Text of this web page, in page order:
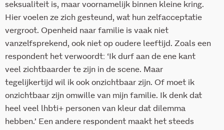
seksualiteit is, maar voornamelijk binnen kleine kring.
Hier voelen ze zich gesteund, wat hun zelfacceptatie
vergroot. Openheid naar familie is vaak niet
vanzelfsprekend, ook niet op oudere leeftijd. Zoals een
respondent het verwoordt: ‘Ik durf aan de ene kant
veel zichtbaarder te zijn in de scene. Maar
tegelijkertijd wil ik ook onzichtbaar zijn. Of moet ik
onzichtbaar zijn omwille van mijn familie. Ik denk dat
heel veel lhbti+ personen van kleur dat dilemma
hebben.’ Een andere respondent maakt het steeds